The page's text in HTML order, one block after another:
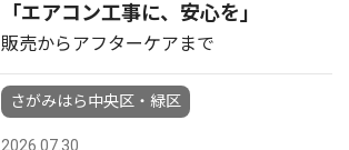
「エアコン工事に、安心を」
販売からアフターケアまで
さがみはら中央区・緑区
2026.07.30